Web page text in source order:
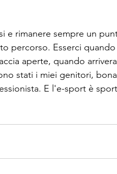
e rimanere sempre un
percorso. Esserci quando
aperte, quando
stati i miei genitori,
E l'e-sport è